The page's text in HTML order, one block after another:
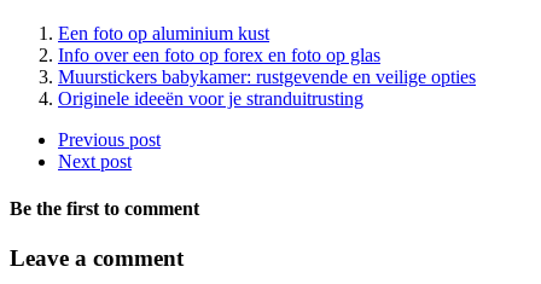
Een foto op aluminium kust
Info over een foto op forex en foto op glas
Muurstickers babykamer: rustgevende en veilige opties
Originele ideeën voor je stranduitrusting
Previous post
Next post
Be the first to comment
Leave a comment